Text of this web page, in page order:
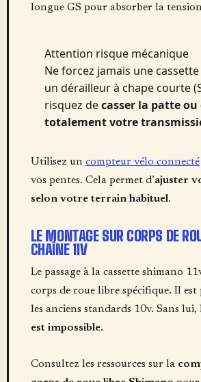
longue GS pour absorber la
Attention risque mécanique
Ne forcez jamais une
un dérailleur à chape courte
risquez decasser la patte
totalement votre
Utilisez un compteur vélo connecté
vos pentes. Cela permet d’ajuster
selon votre terrain habituel.
LE MONTAGE SUR CORPS DE
CHAÎNE 11V
Le passage à la cassette shimano
corps de roue libre spécifique. Il est
les anciens standards 10v. Sans lui,
est impossible.
Consultez les ressources sur la